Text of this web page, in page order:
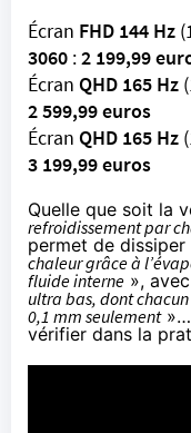
Écran FHD 144 Hz
3060 :2 199,99
Écran QHD 165 Hz
2 599,99 euros
Écran QHD 165 Hz
3 199,99 euros
Quelle que soit la
refroidissement par
permet de dissiper
chaleur grâce à
fluide interne »,
ultra bas, dont
0,1 mm seulement»…
vérifier dans la